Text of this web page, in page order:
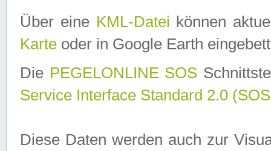
Über eine KML-Datei können
Karte oder in Google Earth
Die PEGELONLINE SOS
Service Interface Standard 2.0
Diese Daten werden auch zur